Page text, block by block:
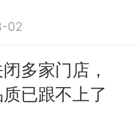
02
多家门店，
已跟不上了